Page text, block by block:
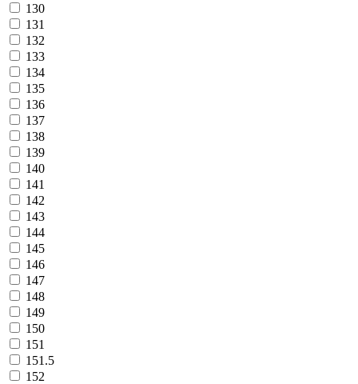
130
131
132
133
134
135
136
137
138
139
140
141
142
143
144
145
146
147
148
149
150
151
151.5
152